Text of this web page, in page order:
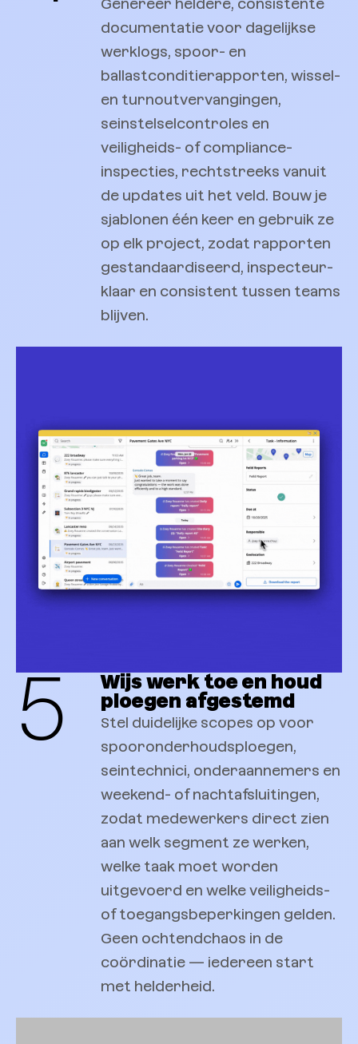
documentatie voor dagelijkse
werklogs, spoor- en
ballastconditierapporten, wissel-
en turnoutvervangingen,
seinstelsel­controles en
veiligheids- of compliance-
inspecties, rechtstreeks vanuit
de updates uit het veld. Bouw je
sjablonen één keer en gebruik ze
op elk project, zodat rapporten
gestandaardiseerd, inspecteur-
klaar en consistent tussen teams
blijven.
5
Wijs werk toe en houd
ploegen afgestemd
Stel duidelijke scopes op voor
spooronderhoudsploegen,
seintechnici, onderaannemers en
weekend- of nachtafsluitingen,
zodat medewerkers direct zien
aan welk segment ze werken,
welke taak moet worden
uitgevoerd en welke veiligheids-
of toegangsbeperkingen gelden.
Geen ochtendchaos in de
coördinatie — iedereen start
met helderheid.